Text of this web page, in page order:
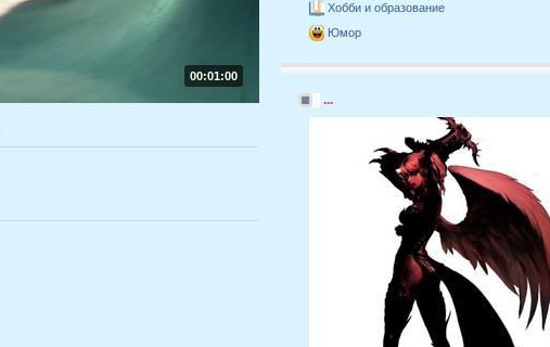
00:01:00
Хобби и образование
Юмор
...